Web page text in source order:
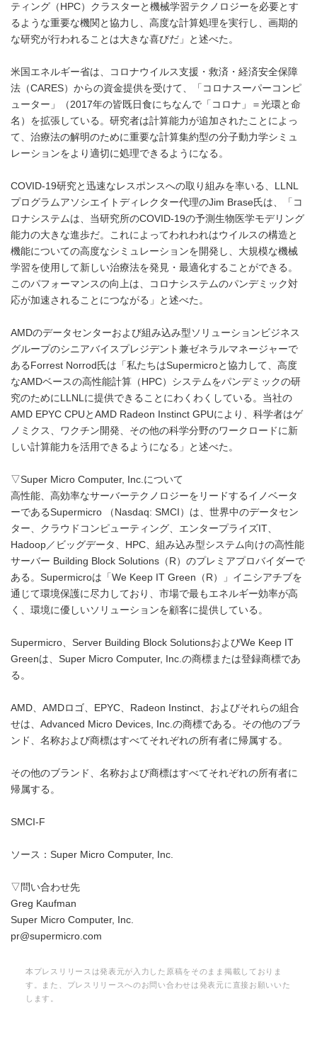
ティング（HPC）クラスターと機械学習テクノロジーを必要とす
るような重要な機関と協力し、高度な計算処理を実行し、画期的
な研究が行われることは大きな喜びだ」と述べた。
米国エネルギー省は、コロナウイルス支援・救済・経済安全保障
法（CARES）からの資金提供を受けて、「コロナスーパーコンピ
ューター」（2017年の皆既日食にちなんで「コロナ」＝光環と命
名）を拡張している。研究者は計算能力が追加されたことによっ
て、治療法の解明のために重要な計算集約型の分子動力学シミュ
レーションをより適切に処理できるようになる。
COVID-19研究と迅速なレスポンスへの取り組みを率いる、LLNL
プログラムアソシエイトディレクター代理のJim Brase氏は、「コ
ロナシステムは、当研究所のCOVID-19の予測生物医学モデリング
能力の大きな進歩だ。これによってわれわれはウイルスの構造と
機能についての高度なシミュレーションを開発し、大規模な機械
学習を使用して新しい治療法を発見・最適化することができる。
このパフォーマンスの向上は、コロナシステムのパンデミック対
応が加速されることにつながる」と述べた。
AMDのデータセンターおよび組み込み型ソリューションビジネス
グループのシニアバイスプレジデント兼ゼネラルマネージャーで
あるForrest Norrod氏は「私たちはSupermicroと協力して、高度
なAMDベースの高性能計算（HPC）システムをパンデミックの研
究のためにLLNLに提供できることにわくわくしている。当社の
AMD EPYC CPUとAMD Radeon Instinct GPUにより、科学者はゲ
ノミクス、ワクチン開発、その他の科学分野のワークロードに新
しい計算能力を活用できるようになる」と述べた。
▽Super Micro Computer, Inc.について
高性能、高効率なサーバーテクノロジーをリードするイノベータ
ーであるSupermicro （Nasdaq: SMCI）は、世界中のデータセン
ター、クラウドコンピューティング、エンタープライズIT、
Hadoop／ビッグデータ、HPC、組み込み型システム向けの高性能
サーバー Building Block Solutions（R）のプレミアプロバイダーで
ある。Supermicroは「We Keep IT Green（R）」イニシアチブを
通じて環境保護に尽力しており、市場で最もエネルギー効率が高
く、環境に優しいソリューションを顧客に提供している。
Supermicro、Server Building Block SolutionsおよびWe Keep IT
Greenは、Super Micro Computer, Inc.の商標または登録商標であ
る。
AMD、AMDロゴ、EPYC、Radeon Instinct、およびそれらの組合
せは、Advanced Micro Devices, Inc.の商標である。その他のブラ
ンド、名称および商標はすべてそれぞれの所有者に帰属する。
その他のブランド、名称および商標はすべてそれぞれの所有者に
帰属する。
SMCI-F
ソース：Super Micro Computer, Inc.
▽問い合わせ先
Greg Kaufman
Super Micro Computer, Inc.
pr@supermicro.com
本プレスリリースは発表元が入力した原稿をそのまま掲載しておりま
す。また、プレスリリースへのお問い合わせは発表元に直接お願いいた
します。